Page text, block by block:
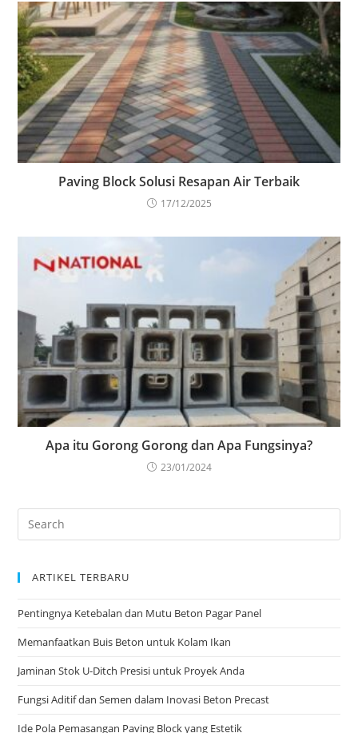
Paving Block Solusi Resapan Air Terbaik
17/12/2025
Apa itu Gorong Gorong dan Apa Fungsinya?
23/01/2024
ARTIKEL TERBARU
Pentingnya Ketebalan dan Mutu Beton Pagar Panel
Memanfaatkan Buis Beton untuk Kolam Ikan
Jaminan Stok U-Ditch Presisi untuk Proyek Anda
Fungsi Aditif dan Semen dalam Inovasi Beton Precast
Ide Pola Pemasangan Paving Block yang Estetik